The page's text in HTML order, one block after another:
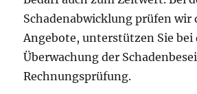
Schadenabwicklung prüfen wir
Angebote, unterstützen Sie bei
Überwachung der
Rechnungsprüfung.